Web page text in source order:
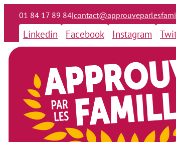
01 84 17 89 84|
Linkedin Facebook Instagram